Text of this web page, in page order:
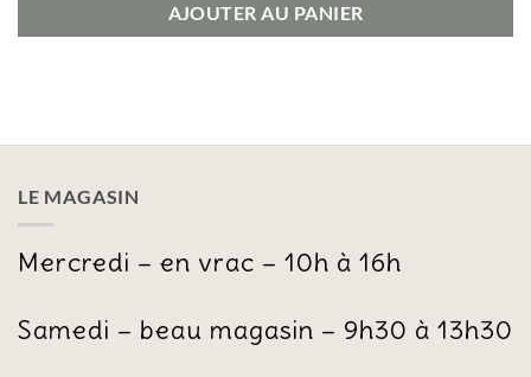
AJOUTER AU PANIER
LE MAGASIN
Mercredi – en vrac – 10h à 16h
Samedi – beau magasin – 9h30 à 13h30